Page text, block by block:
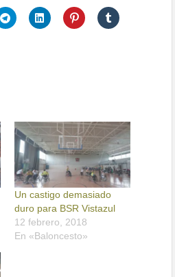
Un castigo demasiado
duro para BSR Vistazul
12 febrero, 2018
En «Baloncesto»